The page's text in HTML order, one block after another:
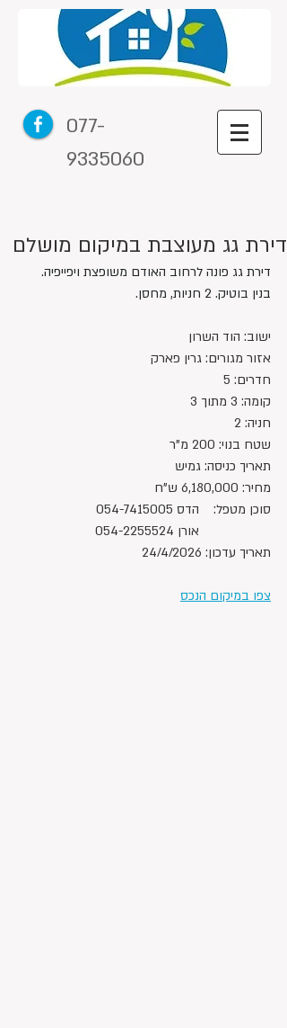
077-
9335060
דירת גג מעוצבת במיקום מושלם
דירת גג פונה לרחוב האודם משופצת ויפייפיה.
בנין בוטיק. 2 חניות, מחסן.
ישוב: הוד השרון
אזור מגורים: גרין פארק
חדרים: 5
קומה: 3 מתוך 3
חניה: 2
שטח בנוי: 200 מ"ר
תאריך כניסה: גמיש
מחיר: 6,180,000 ש"ח
סוכן מטפל:	הדס 054-7415005
תאריך עדכון: 24/4/2026
צפו במיקום הנכס